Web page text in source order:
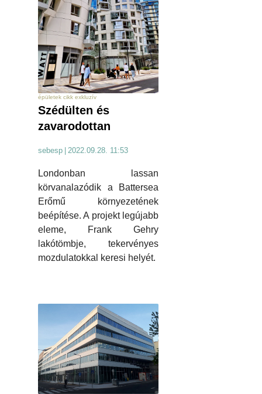
épületek cikk exkluzív
Szédülten és
zavarodottan
sebesp 2022.09.28. 11:53
Londonban lassan
körvanalazódik a Battersea
Erőmű környezetének
beépítése. A projekt legújabb
eleme, Frank Gehry
lakótömbje, tekervényes
mozdulatokkal keresi helyét.